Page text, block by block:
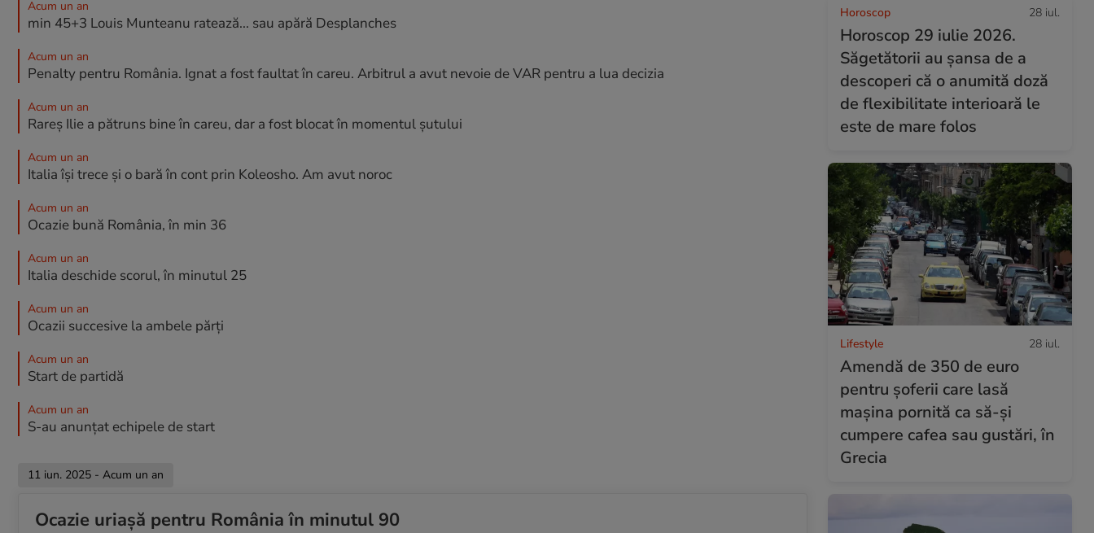
Acum un an
min 45+3 Louis Munteanu ratează... sau apără Desplanches
Acum un an
Penalty pentru România. Ignat a fost faultat în careu. Arbitrul a avut nevoie de VAR pentru a lua decizia
Acum un an
Rareș Ilie a pătruns bine în careu, dar a fost blocat în momentul șutului
Acum un an
Italia își trece și o bară în cont prin Koleosho. Am avut noroc
Acum un an
Ocazie bună România, în min 36
Acum un an
Italia deschide scorul, în minutul 25
Acum un an
Ocazii succesive la ambele părți
Acum un an
Start de partidă
Acum un an
S-au anunțat echipele de start
11 iun. 2025 - Acum un an
Ocazie uriașă pentru România în minutul 90
Horoscop 28 iul.
Horoscop 29 iulie 2026.
Săgetătorii au șansa de a
descoperi că o anumită doză
de flexibilitate interioară le
este de mare folos
Lifestyle 28 iul.
Amendă de 350 de euro
pentru șoferii care lasă
mașina pornită ca să-și
cumpere cafea sau gustări, în
Grecia